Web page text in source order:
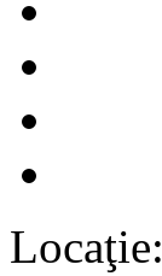
Locaţie: